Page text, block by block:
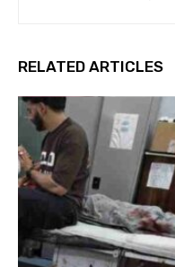
RELATED ARTICLES